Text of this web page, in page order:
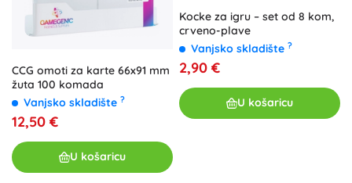
CCG omoti za karte 66x91 mm
žuta 100 komada
Vanjsko skladište ?
12,50 €
U košaricu
Kocke za igru – set od 8 kom,
crveno-plave
Vanjsko skladište ?
2,90 €
U košaricu